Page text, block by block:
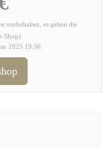
vorbehalten, es gelten die
Shop)
2025 19:36